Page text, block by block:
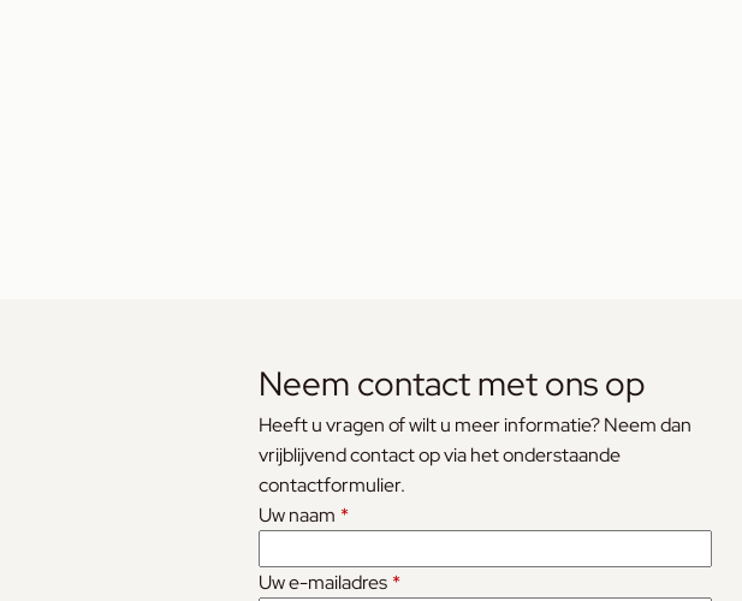
Neem contact met ons op
Heeft u vragen of wilt u meer informatie? Neem dan
vrijblijvend contact op via het onderstaande
contactformulier.
Uw naam *
Uw e-mailadres *